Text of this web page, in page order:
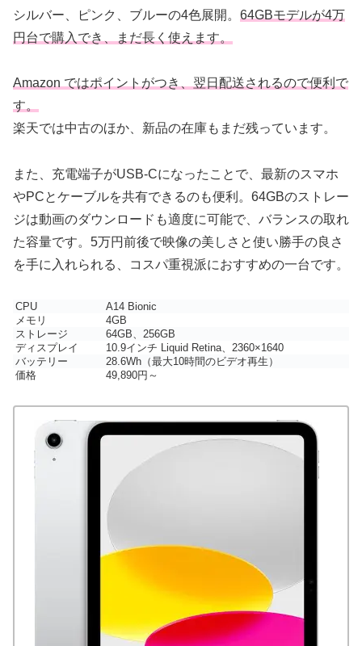
シルバー、ピンク、ブルーの4色展開。 64GBモデルが4万
円台で購入でき、まだ長く使えます。
Amazon ではポイントがつき、翌日配送されるので便利で
す。
楽天では中古のほか、新品の在庫もまだ残っています。
また、充電端子がUSB-Cになったことで、最新のスマホ
やPCとケーブルを共有できるのも便利。64GBのストレー
ジは動画のダウンロードも適度に可能で、バランスの取れ
た容量です。5万円前後で映像の美しさと使い勝手の良さ
を手に入れられる、コスパ重視派におすすめの一台です。
CPU
A14 Bionic
メモリ
4GB
ストレージ
64GB、256GB
ディスプレイ
10.9インチ Liquid Retina、2360×1640
バッテリー
28.6Wh（最大10時間のビデオ再生）
価格
49,890円～